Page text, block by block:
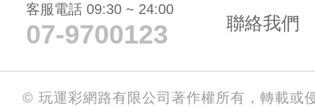
客服電話 09:30 ~ 24:00
07-9700123 聯絡我們
© 玩運彩網路有限公司著作權所有，轉載或